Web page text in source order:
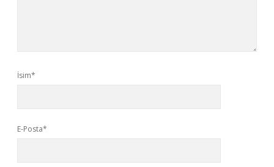
İsim*
E-Posta*